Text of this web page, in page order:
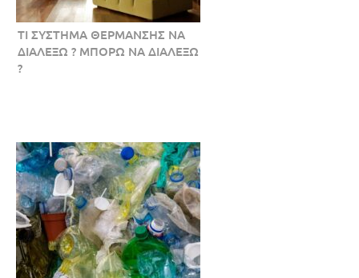
ΤΙ ΣΥΣΤΗΜΑ ΘΕΡΜΑΝΣΗΣ ΝΑ
ΔΙΑΛΕΞΩ ? ΜΠΟΡΩ ΝΑ ΔΙΑΛΕΞΩ
?